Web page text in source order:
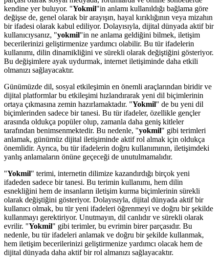
kendine yer buluyor. "Yokmil"in anlamı kullanıldığı bağlama göre
değişse de, genel olarak bir arayışın, hayal kırıklığının veya mizahın
bir ifadesi olarak kabul ediliyor. Dolayısıyla, dijital dünyada aktif bir
kullanıcıysanız, "yokmil"in ne anlama geldiğini bilmek, iletişim
becerilerinizi geliştirmenize yardımcı olabilir. Bu tür ifadelerin
kullanımı, dilin dinamikliğini ve sürekli olarak değiştiğini gösteriyor.
Bu değişimlere ayak uydurmak, internet iletişiminde daha etkili
olmanızı sağlayacaktır.
Günümüzde dil, sosyal etkileşimin en önemli araçlarından biridir ve
dijital platformlar bu etkileşimi hızlandırarak yeni dil biçimlerinin
ortaya çıkmasına zemin hazırlamaktadır. "Yokmil" de bu yeni dil
biçimlerinden sadece bir tanesi. Bu tür ifadeler, özellikle gençler
arasında oldukça popüler olup, zamanla daha geniş kitleler
tarafından benimsenmektedir. Bu nedenle, "yokmil" gibi terimleri
anlamak, günümüz dijital iletişiminde aktif rol almak için oldukça
önemlidir. Ayrıca, bu tür ifadelerin doğru kullanımının, iletişimdeki
yanlış anlamaların önüne geçeceği de unutulmamalıdır.
"Yokmil" terimi, internetin dilimize kazandırdığı birçok yeni
ifadeden sadece bir tanesi. Bu terimin kullanımı, hem dilin
esnekliğini hem de insanların iletişim kurma biçimlerinin sürekli
olarak değiştiğini gösteriyor. Dolayısıyla, dijital dünyada aktif bir
kullanıcı olmak, bu tür yeni ifadeleri öğrenmeyi ve doğru bir şekilde
kullanmayı gerektiriyor. Unutmayın, dil canlıdır ve sürekli olarak
evrilir. "Yokmil" gibi terimler, bu evrimin birer parçasıdır. Bu
nedenle, bu tür ifadeleri anlamak ve doğru bir şekilde kullanmak,
hem iletişim becerilerinizi geliştirmenize yardımcı olacak hem de
dijital dünyada daha aktif bir rol almanızı sağlayacaktır.